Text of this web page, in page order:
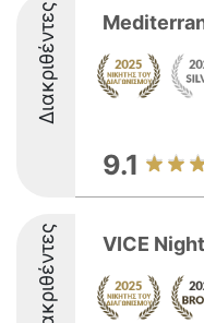
Διακριθέντες
9.1
Διακριθέντες VICE